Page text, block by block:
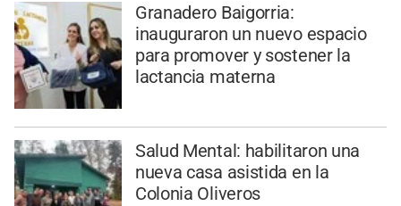
Granadero Baigorria:
inauguraron un nuevo espacio
para promover y sostener la
lactancia materna
Salud Mental: habilitaron una
nueva casa asistida en la
Colonia Oliveros